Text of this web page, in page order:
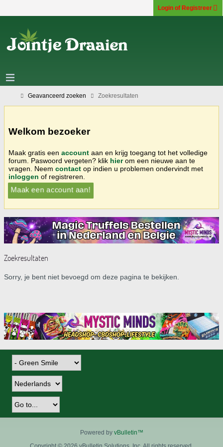
Login of Registreer
Geavanceerd zoeken Zoekresultaten
Welkom bezoeker
Maak gratis een account aan en krijg toegang tot het volledige
forum. Paswoord vergeten? klik hierom een nieuwe aan te
vragen. Neem contact op indien u problemen ondervindt met
inloggen of registreren.
Maak een account aan!
Zoekresultaten
Sorry, je bent niet bevoegd om deze pagina te bekijken.
Powered by vBulletin™